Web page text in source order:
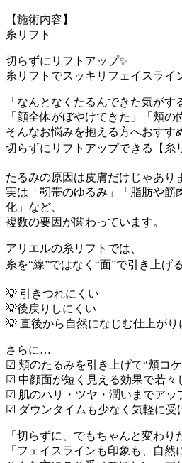
【施術内容】
糸リフト
切らずにリフトアップ✨
糸リフトでスッキリフェイスライ
「なんとなくたるんできた気がす
「顔全体がぼやけてきた」「頬の
そんなお悩みを抱える方へおすす
切らずにリフトアップできる【糸
たるみの原因は皮膚だけじゃあり
実は「靭帯のゆるみ」「脂肪や筋
化」など、
複数の要因が関わっています。
アリエルの糸リフトでは、
糸を“線”ではなく“面”で引き上げ
💡 引きつれにくい
💡後戻りしにくい
💡 直後から自然になじむ仕上がり
さらに…
☑ 頬のたるみを引き上げて“頬コケ
☑ 中顔面が短く見える効果で若々
☑ 肌のハリ・ツヤ・潤いまでアッ
☑ ダウンタイムも少なく気軽に受
「切らずに、でもちゃんと変わり
「フェイスラインも印象も、自然